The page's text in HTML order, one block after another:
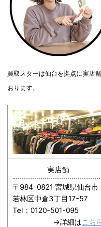
買取スターは仙台を拠点に実店
おります。
実店舗
〒984-0821 宮城県仙台市
若林区中倉3丁目17-57
Tel：0120-501-095
→詳細はこち